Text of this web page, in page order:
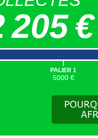
205 €
|
PALIER 1
5000 €